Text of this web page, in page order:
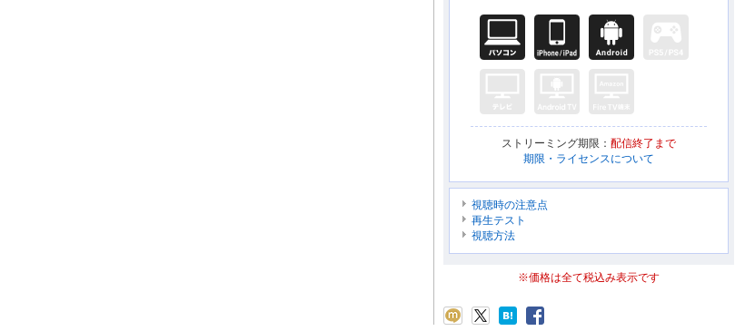
ストリーミング期限： 配信終了まで
期限・ライセンスについて
視聴時の注意点
再生テスト
視聴方法
※価格は全て税込み表示です